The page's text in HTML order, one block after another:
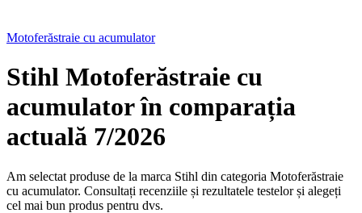
Motoferăstraie cu acumulator
Stihl Motoferăstraie cu
acumulator în comparația
actuală 7/2026
Am selectat produse de la marca Stihl din categoria Motoferăstraie
cu acumulator. Consultați recenziile și rezultatele testelor și alegeți
cel mai bun produs pentru dvs.